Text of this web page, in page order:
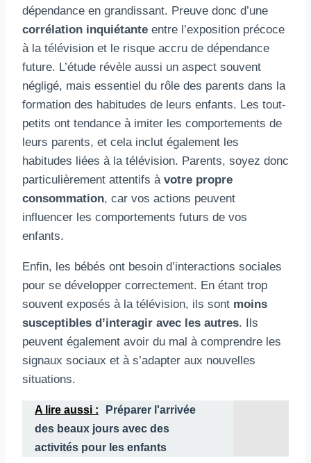
dépendance en grandissant. Preuve donc d’une
corrélation inquiétante entre l’exposition précoce
à la télévision et le risque accru de dépendance
future. L’étude révèle aussi un aspect souvent
négligé, mais essentiel du rôle des parents dans la
formation des habitudes de leurs enfants. Les tout-
petits ont tendance à imiter les comportements de
leurs parents, et cela inclut également les
habitudes liées à la télévision. Parents, soyez donc
particulièrement attentifs à votre propre
consommation, car vos actions peuvent
influencer les comportements futurs de vos
enfants.
Enfin, les bébés ont besoin d’interactions sociales
pour se développer correctement. En étant trop
souvent exposés à la télévision, ils sont moins
susceptibles d’interagir avec les autres. Ils
peuvent également avoir du mal à comprendre les
signaux sociaux et à s’adapter aux nouvelles
situations.
A lire aussi :
Préparer l'arrivée
des beaux jours avec des
activités pour les enfants